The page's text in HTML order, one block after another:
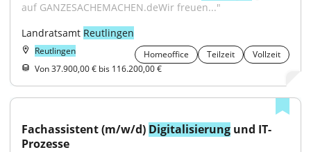
auf GANZESACHEMACHEN.deWir freuen..."
Landratsamt Reutlingen
Reutlingen Homeoffice Teilzeit
Vollzeit
Von 37.900,00 € bis 116.200,00 €
Fachassistent (m/w/d) Digitalisierung und IT-
Prozesse